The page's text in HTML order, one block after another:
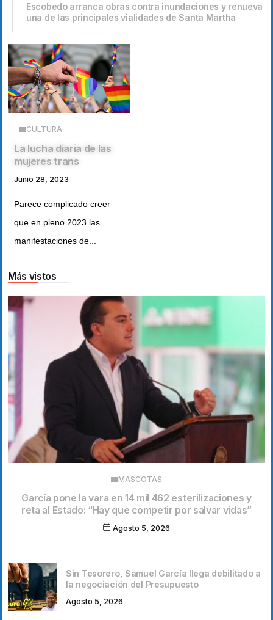
Escobedo arranca obras contra inundaciones y renueva
una de las principales vialidades de Santa Martha
CULTURA
La lucha diaria de las
mujeres trans
Junio 28, 2023
Parece complicado creer
que en pleno 2023 las
manifestaciones de...
Más vistos
MASCOTAS
García pone la vara en 14 mil 462 esterilizaciones y
reta al Estado: “Hay que competir por salvar vidas”
Agosto 5, 2026
Sin Tesorero, Samuel García llega debilitado a
la negociación del Presupuesto
Agosto 5, 2026